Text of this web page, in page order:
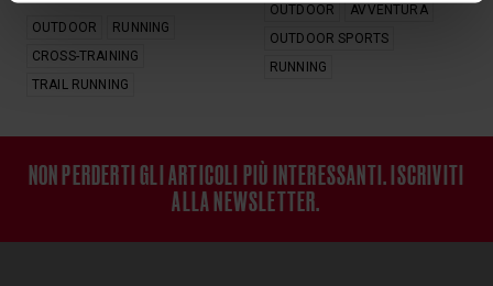
OUTDOOR
RUNNING
CROSS-TRAINING
TRAIL RUNNING
OUTDOOR
AVVENTURA
OUTDOOR SPORTS
RUNNING
NON PERDERTI GLI ARTICOLI PIÙ INTERESSANTI. ISCRIVITI
ALLA NEWSLETTER.